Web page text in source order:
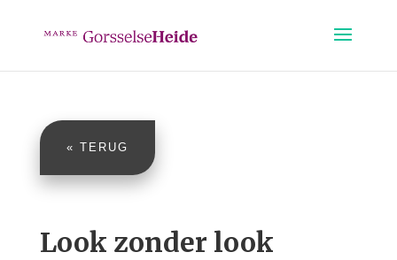
« TERUG
Look zonder look